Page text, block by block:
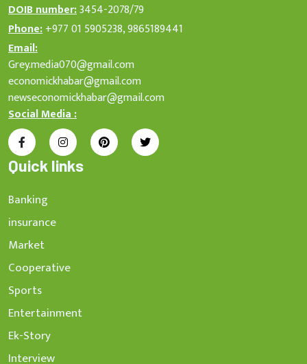
DOIB number:3454-2078/79
Phone:+977 01 5905238, 9865189441
Email:
Grey.media070@gmail.com
economickhabar@gmail.com
newseconomickhabar@gmail.com
Social Media :
Quick links
Banking
insurance
Market
Cooperative
Sports
Entertainment
Ek-Story
Interview